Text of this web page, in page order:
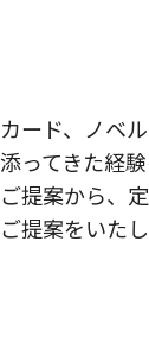
ード、ノベ
ってきた経
提案から、
提案をいたし